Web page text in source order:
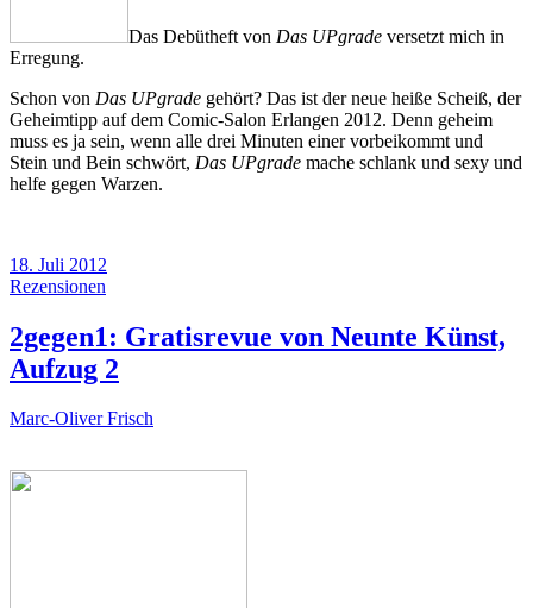
Das Debütheft von Das UPgrade versetzt mich in
Erregung.
Schon von Das UPgrade gehört? Das ist der neue heiße Scheiß, der
Geheimtipp auf dem Comic-Salon Erlangen 2012. Denn geheim
muss es ja sein, wenn alle drei Minuten einer vorbeikommt und
Stein und Bein schwört, Das UPgrade mache schlank und sexy und
helfe gegen Warzen.
18. Juli 2012
Rezensionen
2gegen1: Gratisrevue von Neunte Künst,
Aufzug 2
Marc-Oliver Frisch